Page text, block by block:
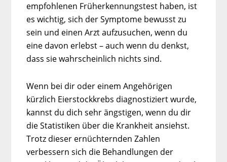
empfohlenen Früherkennungstest haben, ist
es wichtig, sich der Symptome bewusst zu
sein und einen Arzt aufzusuchen, wenn du
eine davon erlebst – auch wenn du denkst,
dass sie wahrscheinlich nichts sind.
Wenn bei dir oder einem Angehörigen
kürzlich Eierstockkrebs diagnostiziert wurde,
kannst du dich sehr ängstigen, wenn du dir
die Statistiken über die Krankheit ansiehst.
Trotz dieser ernüchternden Zahlen
verbessern sich die Behandlungen der